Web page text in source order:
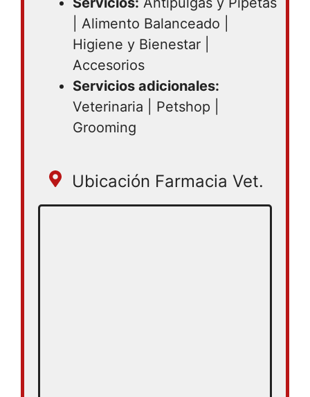
| Alimento Balanceado |
Higiene y Bienestar |
Accesorios
Servicios adicionales:
Veterinaria | Petshop |
Grooming
Ubicación Farmacia Vet.